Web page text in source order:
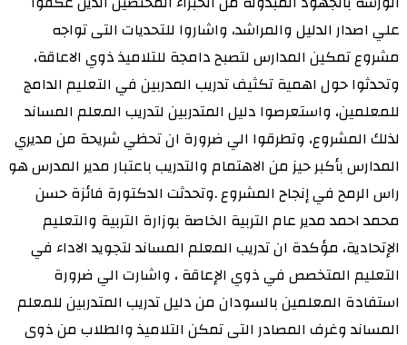
علي اصدار الدليل والمراشد، واشاروا للتحديات التى تواجه
مشروع تمكين المدارس لتصبح دامجة للتلاميذ ذوي الاعاقة،
وتحدثوا حول اهمية تكثيف تدريب المدربين في التعليم الدامج
للمعلمين، واستعرصوا دليل المتدربين لتدريب المعلم المساند
لذلك المشروع، وتطرقوا الي ضرورة ان تحظي شريحة من مديري
المدارس بأكبر حيز من الاهتمام والتدريب باعتبار مدير المدرس هو
راس الرمح في إنجاح المشروع .وتحدثت الدكتورة فائزة حسن
محمد احمد مدير عام التربية الخاصة بوزارة التربية والتعليم
الإتحادية، مؤكدة ان تدريب المعلم المساند لتجويد الاداء في
التعليم المتخصص في ذوي الإعاقة ، واشارت الي ضرورة
استفادة المعلمين بالسودان من دليل تدريب المتدربين للمعلم
المساند وغرف المصادر التى تمكن التلاميذ والطلاب من ذوى